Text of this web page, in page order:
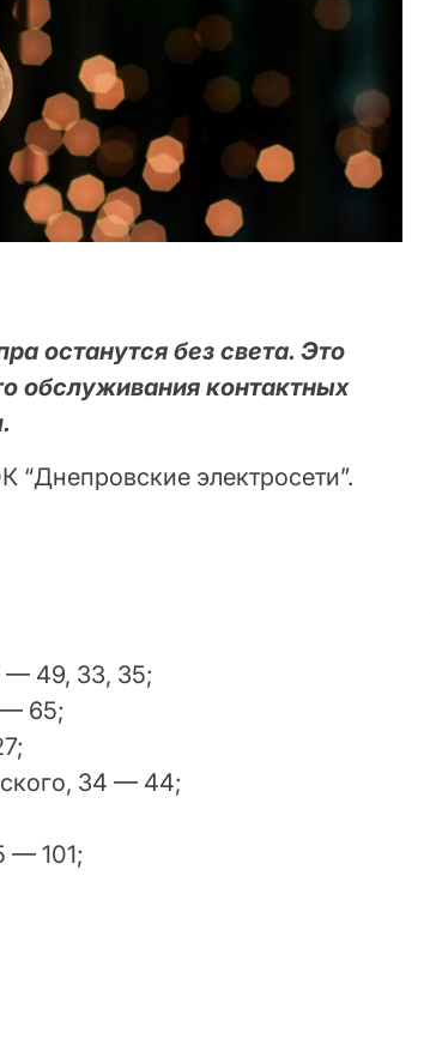
останутся без света. Это
обслуживания контактных
электросети”.
— 49, 33, 35;
— 65;
34 — 44;
— 101;